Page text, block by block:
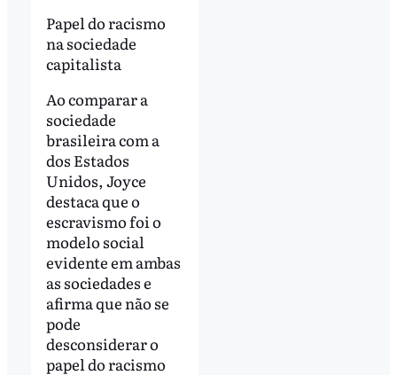
Papel do racismo
na sociedade
capitalista
Ao comparar a
sociedade
brasileira com a
dos Estados
Unidos, Joyce
destaca que o
escravismo foi o
modelo social
evidente em ambas
as sociedades e
afirma que não se
pode
desconsiderar o
papel do racismo